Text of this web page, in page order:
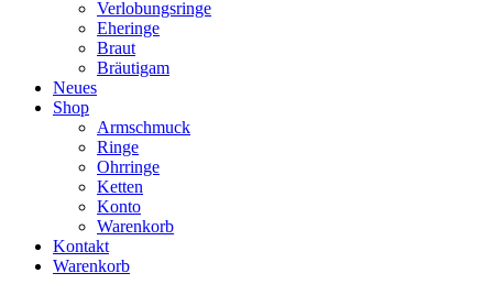
Verlobungsringe
Eheringe
Braut
Bräutigam
Neues
Shop
Armschmuck
Ringe
Ohrringe
Ketten
Konto
Warenkorb
Kontakt
Warenkorb